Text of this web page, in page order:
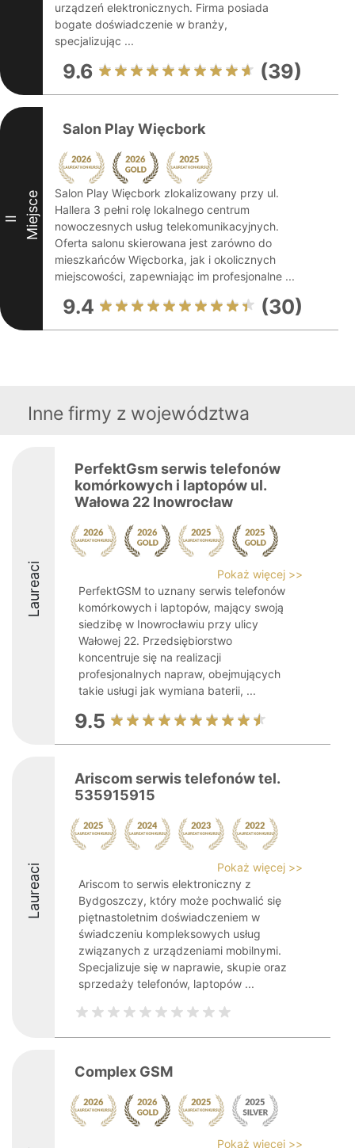
urządzeń elektronicznych. Firma posiada
bogate doświadczenie w branży,
specjalizując ...
9.6 (39)
II Miejsce
Salon Play Więcbork
Salon Play Więcbork zlokalizowany przy ul.
Hallera 3 pełni rolę lokalnego centrum
nowoczesnych usług telekomunikacyjnych.
Oferta salonu skierowana jest zarówno do
mieszkańców Więcborka, jak i okolicznych
miejscowości, zapewniając im profesjonalne ...
9.4 (30)
Inne firmy z województwa
Laureaci
PerfektGsm serwis telefonów
komórkowych i laptopów ul.
Wałowa 22 Inowrocław
Pokaż więcej >>
PerfektGSM to uznany serwis telefonów
komórkowych i laptopów, mający swoją
siedzibę w Inowrocławiu przy ulicy
Wałowej 22. Przedsiębiorstwo
koncentruje się na realizacji
profesjonalnych napraw, obejmujących
takie usługi jak wymiana baterii, ...
9.5
Laureaci
Ariscom serwis telefonów tel.
535915915
Pokaż więcej >>
Ariscom to serwis elektroniczny z
Bydgoszczy, który może pochwalić się
piętnastoletnim doświadczeniem w
świadczeniu kompleksowych usług
związanych z urządzeniami mobilnymi.
Specjalizuje się w naprawie, skupie oraz
sprzedaży telefonów, laptopów ...
Complex GSM
Pokaż więcej >>